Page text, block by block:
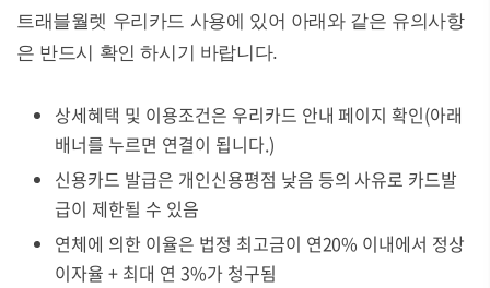
트래블월렛 우리카드 사용에 있어 아래와 같은 유의사항
은 반드시 확인 하시기 바랍니다.
상세혜택 및 이용조건은 우리카드 안내 페이지 확인(아래
배너를 누르면 연결이 됩니다.)
신용카드 발급은 개인신용평점 낮음 등의 사유로 카드발
급이 제한될 수 있음
연체에 의한 이율은 법정 최고금이 연20% 이내에서 정상
이자율 + 최대 연 3%가 청구됨